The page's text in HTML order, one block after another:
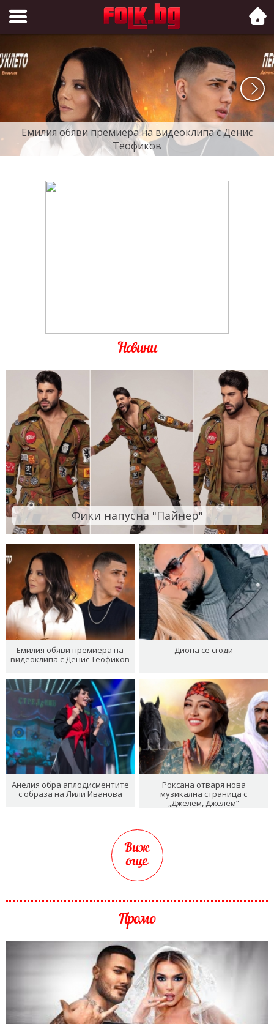
Folk.bg
Емилия обяви премиера на видеоклипа с Денис
Теофиков
Новини
Фики напусна "Пайнер"
Емилия обяви премиера на
видеоклипа с Денис Теофиков
Диона се сгоди
Анелия обра аплодисментите
с образа на Лили Иванова
Роксана отваря нова
музикална страница с
„Джелем, Джелем“
Виж
още
Промо